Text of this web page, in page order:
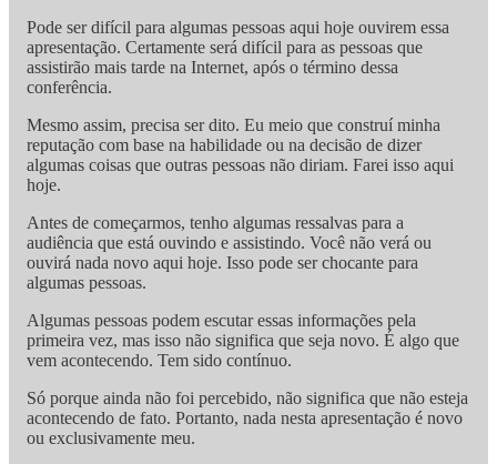
Pode ser difícil para algumas pessoas aqui hoje ouvirem essa
apresentação. Certamente será difícil para as pessoas que
assistirão mais tarde na Internet, após o término dessa
conferência.
Mesmo assim, precisa ser dito. Eu meio que construí minha
reputação com base na habilidade ou na decisão de dizer
algumas coisas que outras pessoas não diriam. Farei isso aqui
hoje.
Antes de começarmos, tenho algumas ressalvas para a
audiência que está ouvindo e assistindo. Você não verá ou
ouvirá nada novo aqui hoje. Isso pode ser chocante para
algumas pessoas.
Algumas pessoas podem escutar essas informações pela
primeira vez, mas isso não significa que seja novo. É algo que
vem acontecendo. Tem sido contínuo.
Só porque ainda não foi percebido, não significa que não esteja
acontecendo de fato. Portanto, nada nesta apresentação é novo
ou exclusivamente meu.